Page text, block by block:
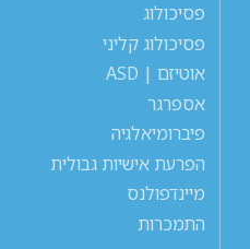
פסיכולוג
פסיכולוג קליני
אוטיזם | ASD
אספרגר
פיברומיאלגיה
הפרעת אישיות גבולית
מיינדפולנס
התמכרות